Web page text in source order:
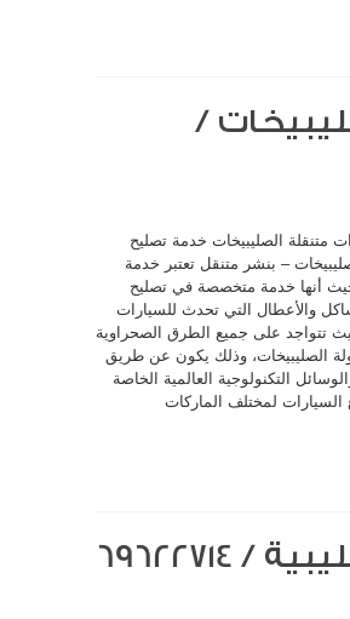
/
متنقلة الصليبيخات خدمة تصليح
– بنشر متنقل تعتبر خدمة
أنها خدمة متخصصة في تصليح
والأعطال التي تحدث للسيارات
تتواجد على جميع الطرق الصحراوية
الصليبيخات، وذلك يكون عن طريق
التكنولوجية العالمية الخاصة
السيارات لمختلف الماركات